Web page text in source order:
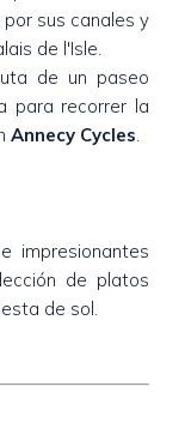
sus canales y
de l'Isle.
de un paseo
para recorrer la
Annecy Cycles.
impresionantes
de platos
de sol.